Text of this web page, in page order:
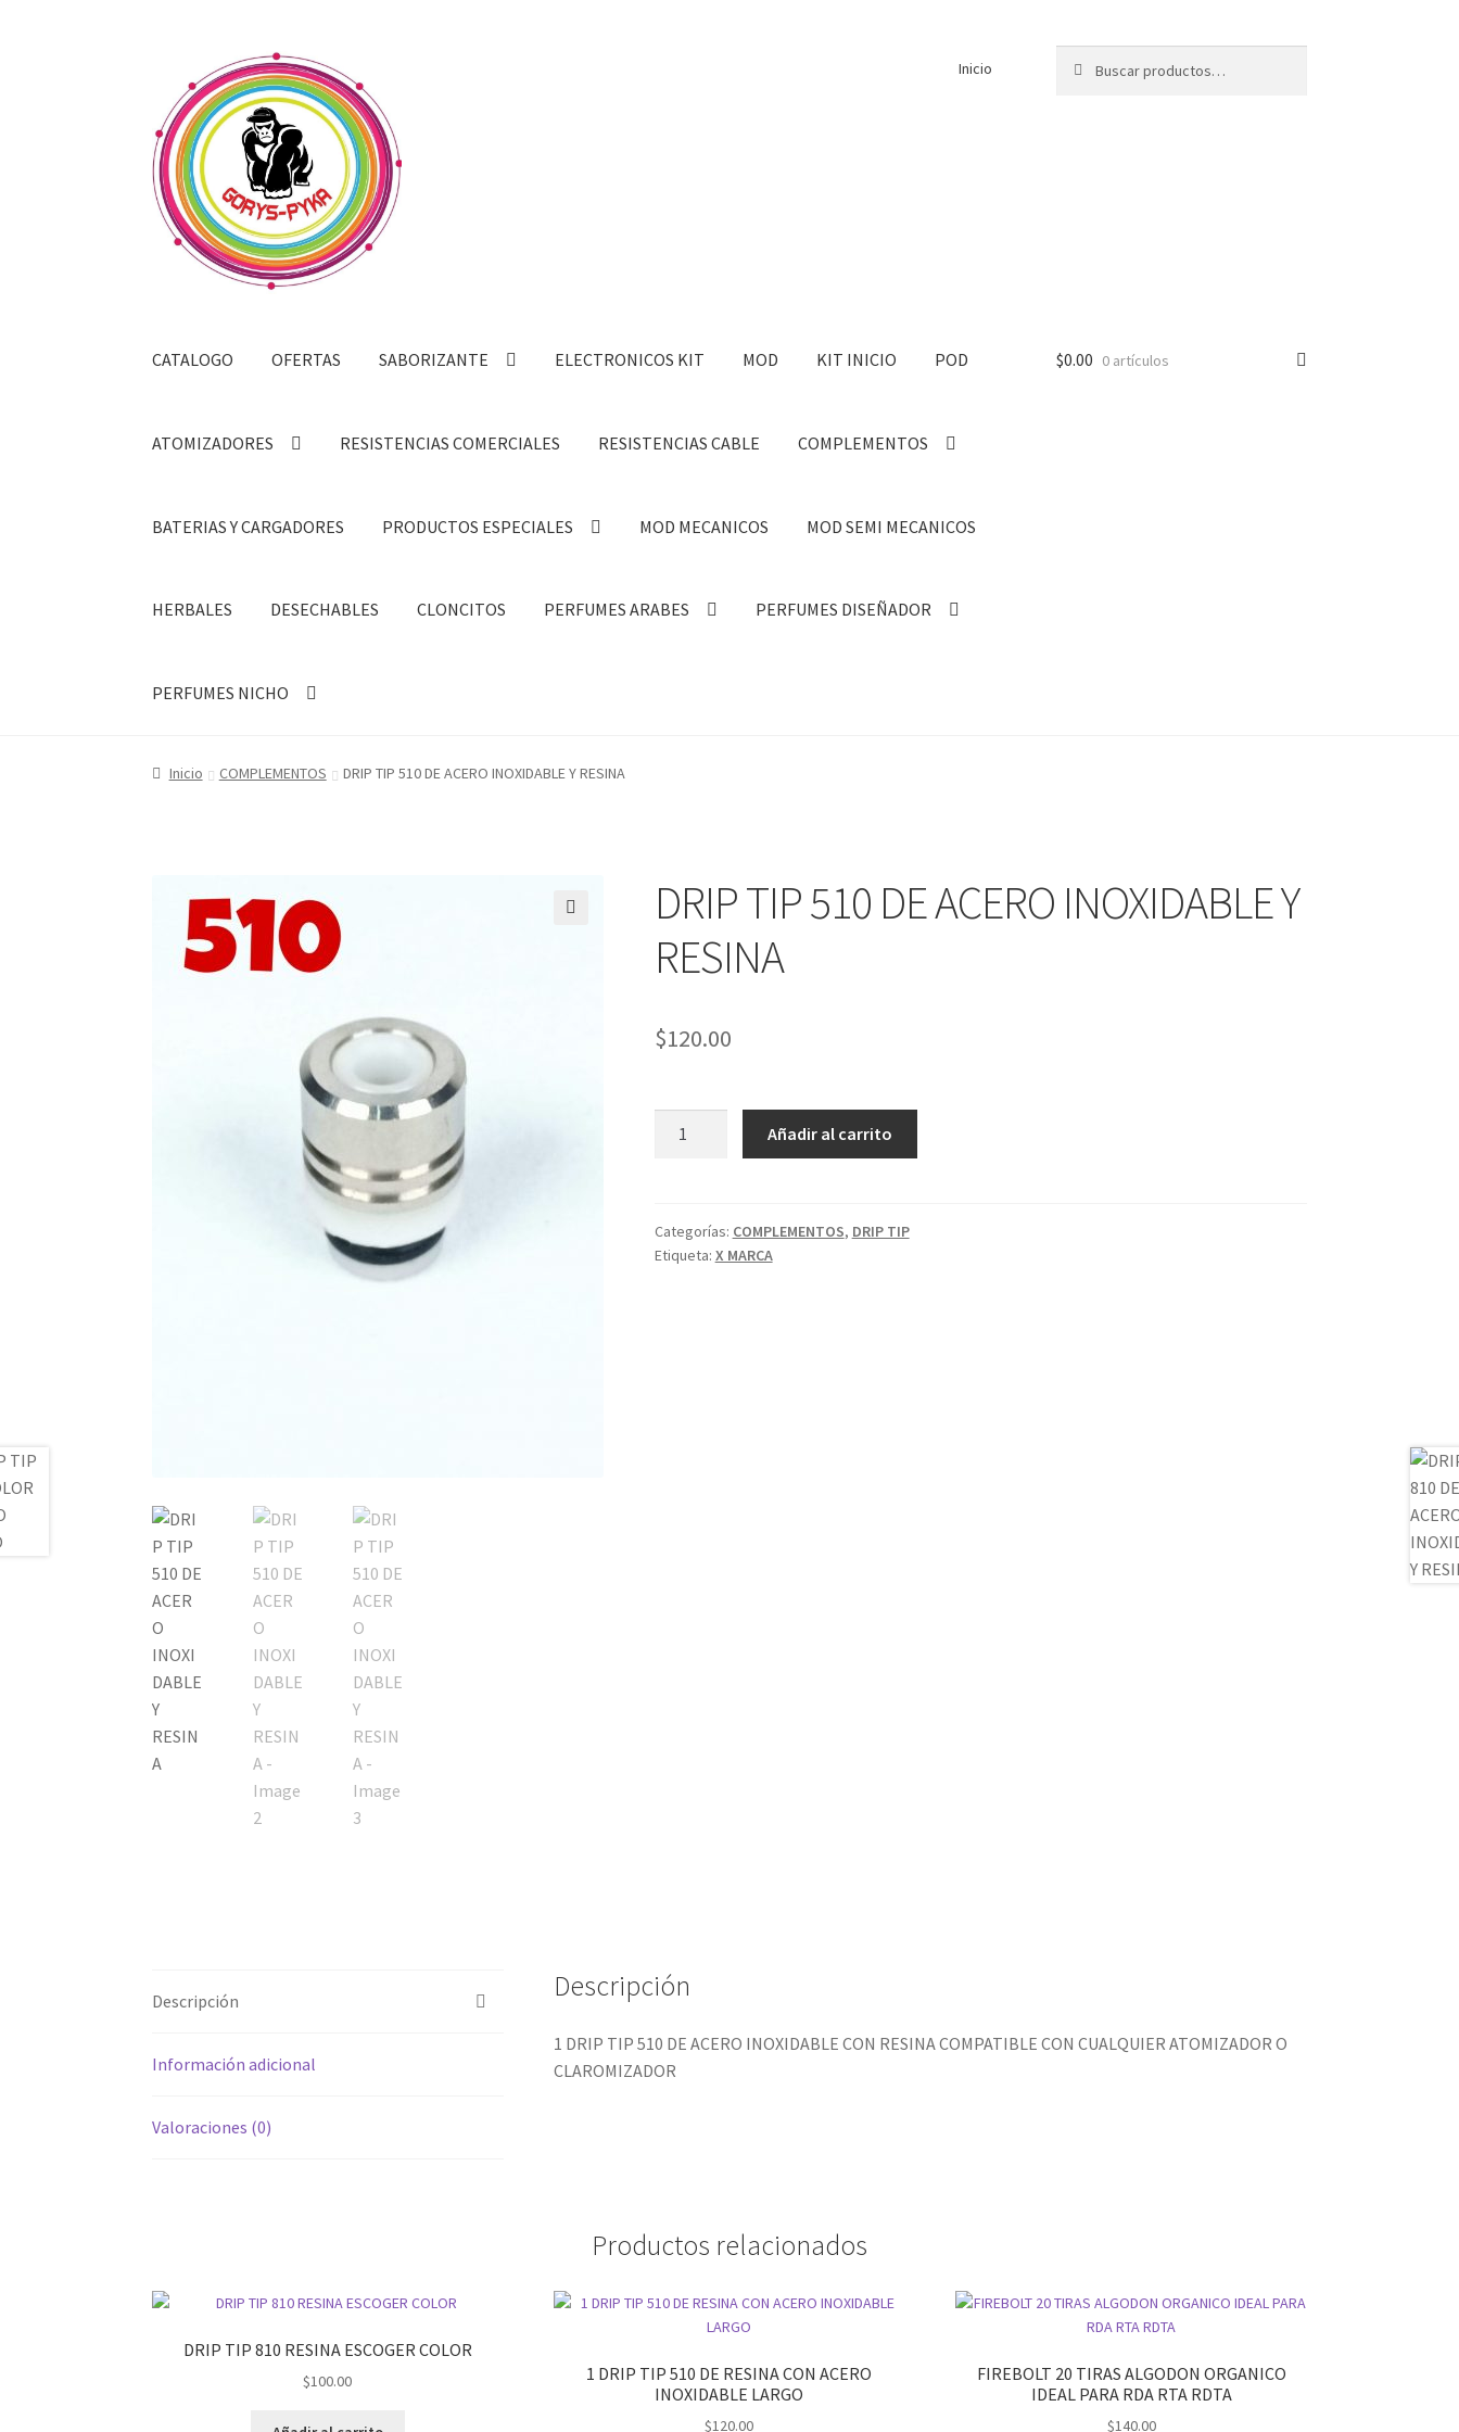
navegación
contenido
Inicio
por:
CATALOGO OFERTAS SABORIZANTE ELECTRONICOS KIT MOD KIT INICIO POD
ATOMIZADORES RESISTENCIAS COMERCIALES RESISTENCIAS CABLE COMPLEMENTOS
BATERIAS Y CARGADORES PRODUCTOS ESPECIALES MOD MECANICOS MOD SEMI MECANICOS
HERBALES DESECHABLES CLONCITOS PERFUMES ARABES PERFUMES DISEÑADOR
PERFUMES NICHO
$0.00 0 artículos
Inicio COMPLEMENTOS DRIP TIP 510 DE ACERO INOXIDABLE Y RESINA
DRIP TIP 510 DE ACERO INOXIDABLE Y
RESINA
$120.00
ACERO
INOXIDABLE
Añadir al carrito
Categorías: COMPLEMENTOS, DRIP TIP
Etiqueta: X MARCA
Descripción
Información adicional
Valoraciones (0)
Descripción
1 DRIP TIP 510 DE ACERO INOXIDABLE CON RESINA COMPATIBLE CON CUALQUIER ATOMIZADOR O
CLAROMIZADOR
Productos relacionados
DRIP TIP 810 RESINA ESCOGER COLOR
$100.00
1 DRIP TIP 510 DE RESINA CON ACERO
INOXIDABLE LARGO
$120.00
FIREBOLT 20 TIRAS ALGODON ORGANICO
IDEAL PARA RDA RTA RDTA
$140.00